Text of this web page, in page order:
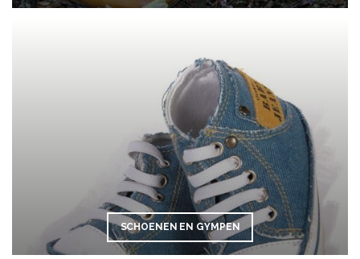
SCHOENEN EN GYMPEN